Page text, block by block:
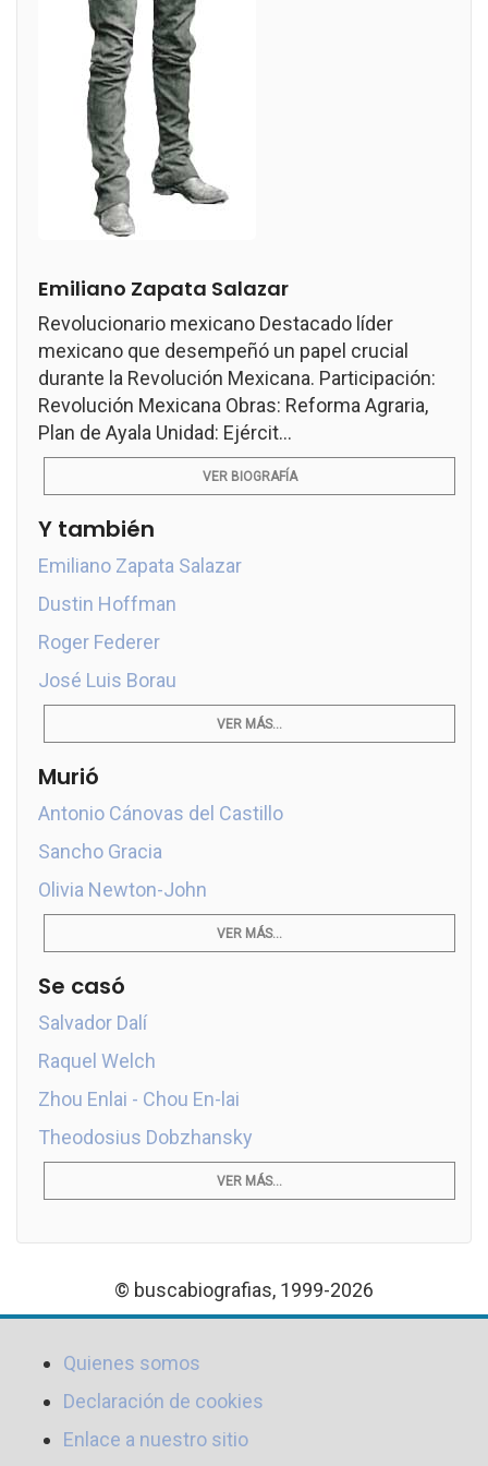
Emiliano Zapata Salazar
Revolucionario mexicano Destacado líder
mexicano que desempeñó un papel crucial
durante la Revolución Mexicana. Participación:
Revolución Mexicana Obras: Reforma Agraria,
Plan de Ayala Unidad: Ejércit...
VER BIOGRAFÍA
Y también
Emiliano Zapata Salazar
Dustin Hoffman
Roger Federer
José Luis Borau
VER MÁS...
Murió
Antonio Cánovas del Castillo
Sancho Gracia
Olivia Newton-John
VER MÁS...
Se casó
Salvador Dalí
Raquel Welch
Zhou Enlai - Chou En-lai
Theodosius Dobzhansky
VER MÁS...
© buscabiografias, 1999-2026
Quienes somos
Declaración de cookies
Enlace a nuestro sitio